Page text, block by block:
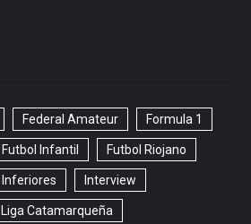
Federal Amateur Formula 1
Futbol Infantil Futbol Riojano
Inferiores Interview
Liga Catamarqueña